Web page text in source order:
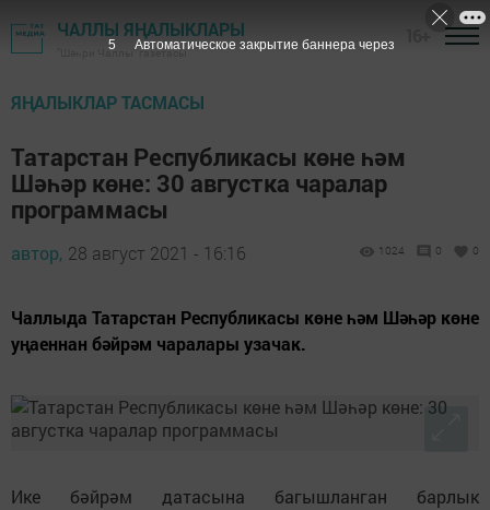
ЧАЛЛЫ ЯҢАЛЫКЛАРЫ
"Шәһри Чаллы" газетасы
ЯҢАЛЫКЛАР ТАСМАСЫ
Татарстан Республикасы көне һәм
Шәһәр көне: 30 августка чаралар
программасы
автор, 28 август 2021 - 16:16 1024 0 0
Чаллыда Татарстан Республикасы көне һәм Шәһәр көне
уңаеннан бәйрәм чаралары узачак.
Ике бәйрәм датасына багышланган барлык
4 Автоматическое закрытие баннера через